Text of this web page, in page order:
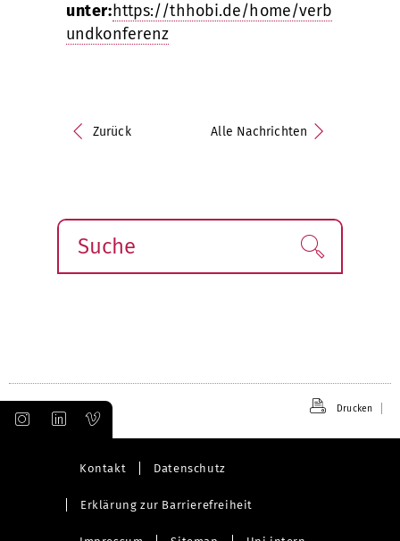
unter:https://thhobi.de/home/verb
undkonferenz
Zurück Alle Nachrichten
Suche Finden!
Drucken
Kontakt Datenschutz
Erklärung zur Barrierefreiheit